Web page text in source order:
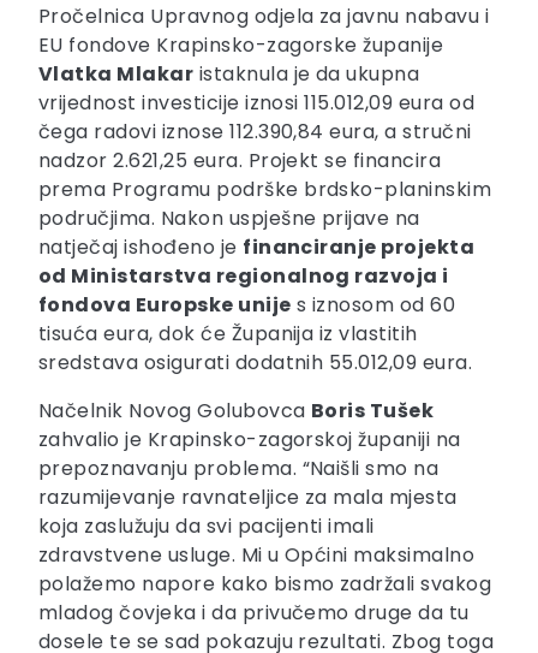
Pročelnica Upravnog odjela za javnu nabavu i
EU fondove Krapinsko-zagorske županije
Vlatka Mlakar istaknula je da ukupna
vrijednost investicije iznosi 115.012,09 eura od
čega radovi iznose 112.390,84 eura, a stručni
nadzor 2.621,25 eura. Projekt se financira
prema Programu podrške brdsko-planinskim
područjima. Nakon uspješne prijave na
natječaj ishođeno je financiranje projekta
od Ministarstva regionalnog razvoja i
fondova Europske unije s iznosom od 60
tisuća eura, dok će Županija iz vlastitih
sredstava osigurati dodatnih 55.012,09 eura.
Načelnik Novog Golubovca Boris Tušek
zahvalio je Krapinsko-zagorskoj županiji na
prepoznavanju problema. “Naišli smo na
razumijevanje ravnateljice za mala mjesta
koja zaslužuju da svi pacijenti imali
zdravstvene usluge. Mi u Općini maksimalno
polažemo napore kako bismo zadržali svakog
mladog čovjeka i da privučemo druge da tu
dosele te se sad pokazuju rezultati. Zbog toga